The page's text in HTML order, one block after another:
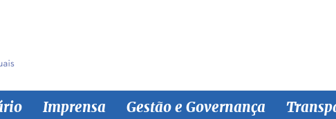
Imprensa Gestão e Governança